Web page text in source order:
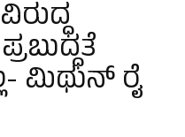
ಮಿಥುನ್ ರೈ